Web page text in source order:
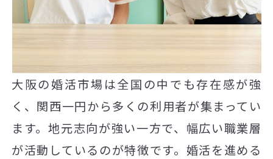
大阪の婚活市場は全国の中でも存在感が強
く、関西一円から多くの利用者が集まってい
ます。地元志向が強い一方で、幅広い職業層
が活動しているのが特徴です。婚活を進める